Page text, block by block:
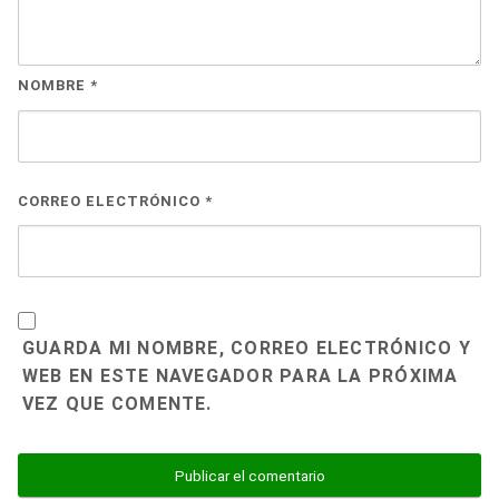
NOMBRE *
CORREO ELECTRÓNICO *
GUARDA MI NOMBRE, CORREO ELECTRÓNICO Y
WEB EN ESTE NAVEGADOR PARA LA PRÓXIMA
VEZ QUE COMENTE.